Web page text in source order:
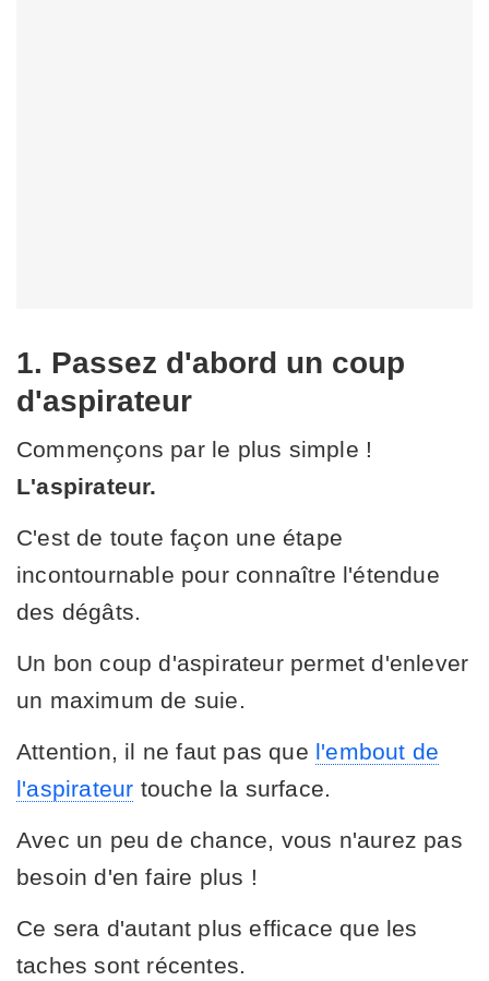
1. Passez d'abord un coup
d'aspirateur
Commençons par le plus simple !
L'aspirateur.
C'est de toute façon une étape
incontournable pour connaître l'étendue
des dégâts.
Un bon coup d'aspirateur permet d'enlever
un maximum de suie.
Attention, il ne faut pas que l'embout de
l'aspirateur touche la surface.
Avec un peu de chance, vous n'aurez pas
besoin d'en faire plus !
Ce sera d'autant plus efficace que les
taches sont récentes.